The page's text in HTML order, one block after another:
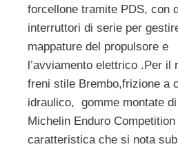
forcellone tramite PDS, con
interruttori di serie per
mappature del propulsore e
l’avviamento elettrico .Per il
freni stile Brembo,frizione a
idraulico, gomme montate
Michelin Enduro
caratteristica che si nota